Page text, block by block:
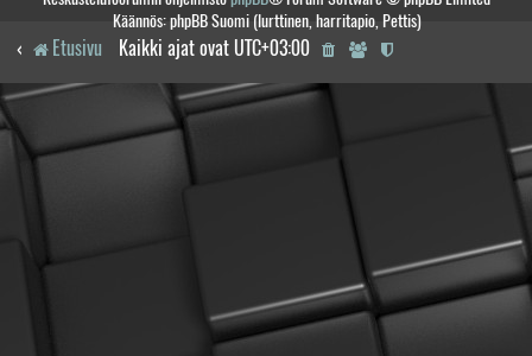
Käännös: phpBB Suomi (lurttinen, harritapio, Pettis)
Etusivu Kaikki ajat ovat UTC+03:00